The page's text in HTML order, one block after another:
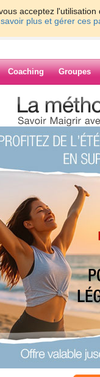
acceptez
plus et gérer ces
Coaching Groupes
>
> Je viens
vous ?
orionne
juste de
sur
?
2011 à 18:14
Je viens
relaxer 2
vous ?